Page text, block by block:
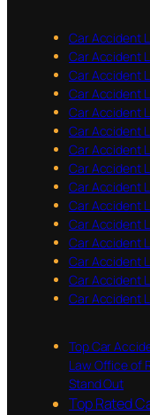
Car Accident
Car Accident
Car Accident
Car Accident
Car Accident
Car Accident
Car Accident
Car Accident
Car Accident
Car Accident
Car Accident
Car Accident
Car Accident
Car Accident
Car Accident
Top Car
Law Office of
Stand Out
Top Rated